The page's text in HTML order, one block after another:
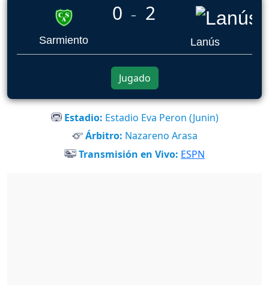
Sarmiento
0 _ 2
Lanús
Jugado
Estadio: Estadio Eva Peron (Junin)
Árbitro: Nazareno Arasa
Transmisión en Vivo: ESPN